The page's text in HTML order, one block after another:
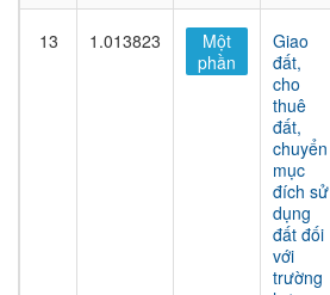
13 1.013823
Một
phần
Giao
đất,
cho
thuê
đất,
chuyển
mục
đích sử
dụng
đất đối
với
trường